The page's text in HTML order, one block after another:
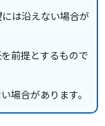
は沿えない場合が
前提とするもので
場合があります。